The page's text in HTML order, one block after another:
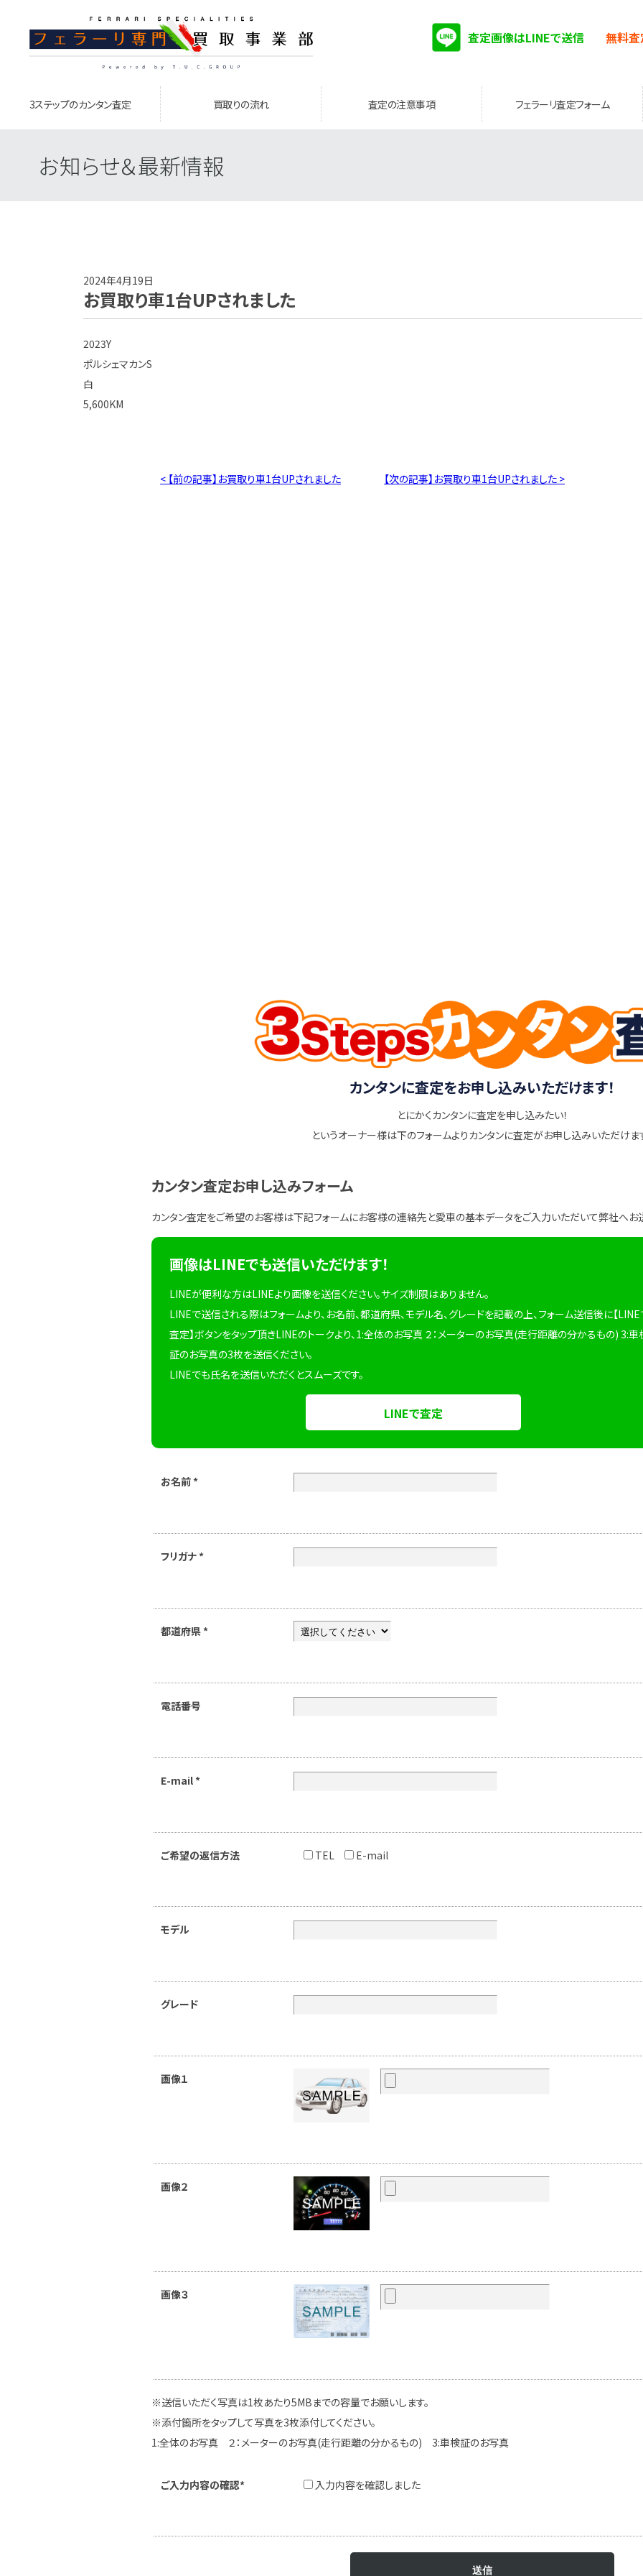
査定画像はLINEで送信 無料査
3ステップのカンタン査定 買取りの流れ 査定の注意事項 フェラーリ査定フォーム
お知らせ＆最新情報
2024年4月19日
お買取り車1台UPされました
2023Y
ポルシェマカンS
白
5,600KM
< 【前の記事】お買取り車1台UPされました 【次の記事】お買取り車1台UPされました >
カンタンに査定をお申し込みいただけます！
とにかくカンタンに査定を申し込みたい！
というオーナー様は下のフォームよりカンタンに査定がお申し込みいただけま
カンタン査定お申し込みフォーム
カンタン査定をご希望のお客様は下記フォームにお客様の連絡先と愛車の基本データをご入力いただいて弊社へお
画像はLINEでも送信いただけます！
LINEが便利な方はLINEより画像を送信ください。サイズ制限はありません。
LINEで送信される際はフォームより、お名前、都道府県、モデル名、グレードを記載の上、フォーム送信後に【LINE
査定】ボタンをタップ頂きLINEのトークより、1:全体のお写真 ２：メーターのお写真(走行距離の分かるもの) 3:車
証のお写真の3枚を送信ください。
LINEでも氏名を送信いただくとスムーズです。
LINEで査定
お名前 *
フリガナ *
都道府県 *
電話番号
E-mail *
ご希望の返信方法 TEL E-mail
モデル
グレード
画像１
画像２
画像３
※送信いただく写真は1枚あたり5MBまでの容量でお願いします。
※添付箇所をタップして写真を3枚添付してください。
1:全体のお写真 ２：メーターのお写真(走行距離の分かるもの) 3:車検証のお写真
ご入力内容の確認* 入力内容を確認しました